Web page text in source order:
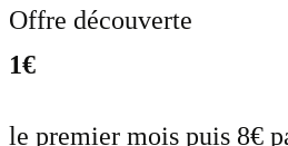
Offre découverte
1€
le premier mois puis 8€